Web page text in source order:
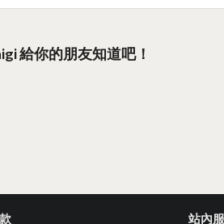
給你的朋友知道吧！
站內